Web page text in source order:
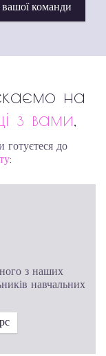
команди
на
з вами
готуєтеся до
:
з наших
навчальних